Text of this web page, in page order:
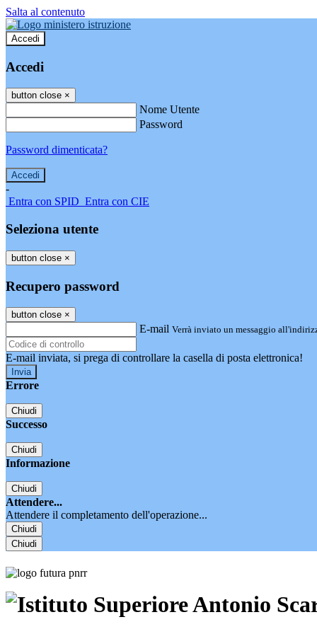
Salta al contenuto
Accedi
Accedi
button close ×
Nome Utente
Password
Password dimenticata?
-
Entra con SPID Entra con CIE
Seleziona utente
button close ×
Recupero password
button close ×
E-mail Verrà inviato un messaggio
E-mail inviata, si prega di controllare la casella di posta elettronica!
Errore
Chiudi
Successo
Chiudi
Informazione
Chiudi
Attendere...
Attendere il completamento dell'operazione...
Chiudi
Chiudi